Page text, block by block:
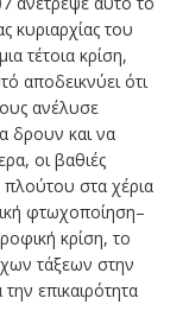
κυριαρχίας του
τέτοια κρίση,
αποδεικνύει ότι
ανέλυσε
δρουν και να
οι βαθιές
πλούτου στα χέρια
φτωχοποίηση–
κρίση, το
τάξεων στην
επικαιρότητα